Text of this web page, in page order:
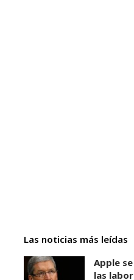
Las noticias más leídas
Apple
las